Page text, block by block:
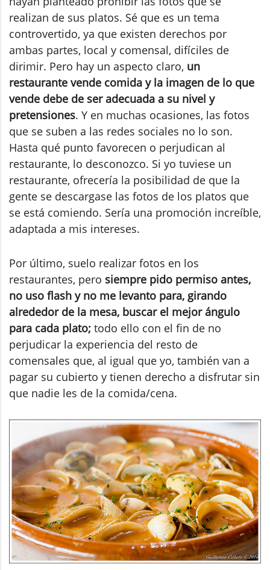
realizan de sus platos. Sé que es un tema
controvertido, ya que existen derechos por
ambas partes, local y comensal, difíciles de
dirimir. Pero hay un aspecto claro, un
restaurante vende comida y la imagen de lo que
vende debe de ser adecuada a su nivel y
pretensiones. Y en muchas ocasiones, las fotos
que se suben a las redes sociales no lo son.
Hasta qué punto favorecen o perjudican al
restaurante, lo desconozco. Si yo tuviese un
restaurante, ofrecería la posibilidad de que la
gente se descargase las fotos de los platos que
se está comiendo. Sería una promoción increíble,
adaptada a mis intereses.
Por último, suelo realizar fotos en los
restaurantes, pero siempre pido permiso antes,
no uso flash y no me levanto para, girando
alrededor de la mesa, buscar el mejor ángulo
para cada plato; todo ello con el fin de no
perjudicar la experiencia del resto de
comensales que, al igual que yo, también van a
pagar su cubierto y tienen derecho a disfrutar sin
que nadie les de la comida/cena.